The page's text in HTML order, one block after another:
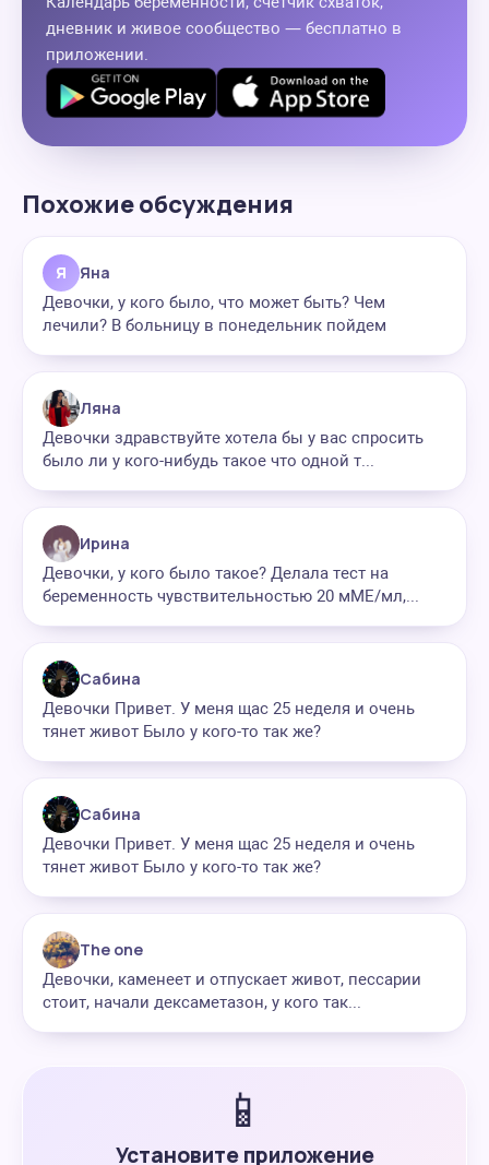
дневник и живое сообщество — бесплатно в
приложении.
Похожие обсуждения
Я Яна
Девочки, у кого было, что может быть? Чем
лечили? В больницу в понедельник пойдем
Ляна
Девочки здравствуйте хотела бы у вас спросить
было ли у кого-нибудь такое что одной т...
Ирина
Девочки, у кого было такое? Делала тест на
беременность чувствительностью 20 мМЕ/мл,...
Сабина
Девочки Привет. У меня щас 25 неделя и очень
тянет живот Было у кого-то так же?
Сабина
Девочки Привет. У меня щас 25 неделя и очень
тянет живот Было у кого-то так же?
The one
Девочки, каменеет и отпускает живот, пессарии
стоит, начали дексаметазон, у кого так...
📱
Установите приложение